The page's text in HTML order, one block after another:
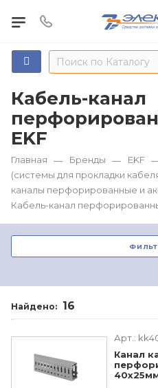
Кабель-канал
EKF
Главная — Бренды — EKF
(системы для прокладки
каналы перфорированные и
Кабель-канал
Найдено: 16
Арт.:
Канал